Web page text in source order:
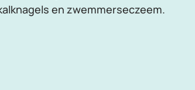
en zwemmerseczeem.